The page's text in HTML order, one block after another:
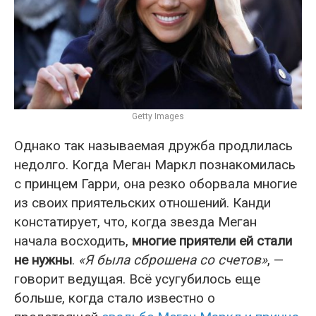
Getty Images
Однако так называемая дружба продлилась
недолго. Когда Меган Маркл познакомилась
с принцем Гарри, она резко оборвала многие
из своих приятельских отношений. Канди
констатирует, что, когда звезда Меган
начала восходить, многие приятели ей стали
не нужны. «Я была сброшена со счетов», —
говорит ведущая. Всё усугубилось еще
больше, когда стало известно о